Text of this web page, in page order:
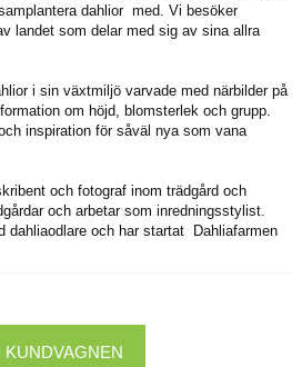
dahlior med. Vi besöker
landet som delar med sig av sina allra
i sin växtmiljö varvade med närbilder på
om höjd, blomsterlek och grupp.
inspiration för såväl nya som vana
och fotograf inom trädgård och
och arbetar som inredningsstylist.
dahliaodlare och har startat Dahliafarmen
KUNDVAGNEN